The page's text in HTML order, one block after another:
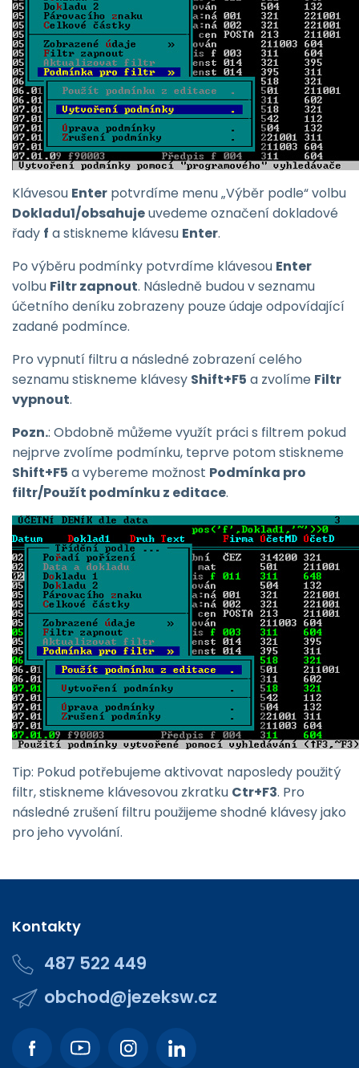
Klávesou Enter potvrdíme menu „Výběr podle“ volbu
Dokladu1/obsahujeuvedeme označení dokladové
řady f a stiskneme klávesu Enter.
Po výběru podmínky potvrdíme klávesou Enter
volbu Filtr zapnout. Následně budou v seznamu
účetního deníku zobrazeny pouze údaje odpovídající
zadané podmínce.
Pro vypnutí filtru a následné zobrazení celého
seznamu stiskneme klávesy Shift+F5 a zvolíme Filtr
vypnout.
Pozn.: Obdobně můžeme využít práci s filtrem pokud
nejprve zvolíme podmínku, teprve potom stiskneme
Shift+F5 a vybereme možnost Podmínka pro
filtr/Použít podmínku z editace.
Tip: Pokud potřebujeme aktivovat naposledy použitý
filtr, stiskneme klávesovou zkratku Ctr+F3. Pro
následné zrušení filtru použijeme shodné klávesy jako
pro jeho vyvolání.
Kontakty
487 522 449
obchod@jezeksw.cz